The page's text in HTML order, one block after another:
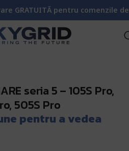
pentru comenzile de
Fotogrametrie Aeriana DJI
seria 5 – 105S Pro,
505S Pro
pentru a vedea